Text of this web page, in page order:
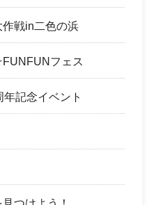
作戦in二色の浜
フェス
記念イベント